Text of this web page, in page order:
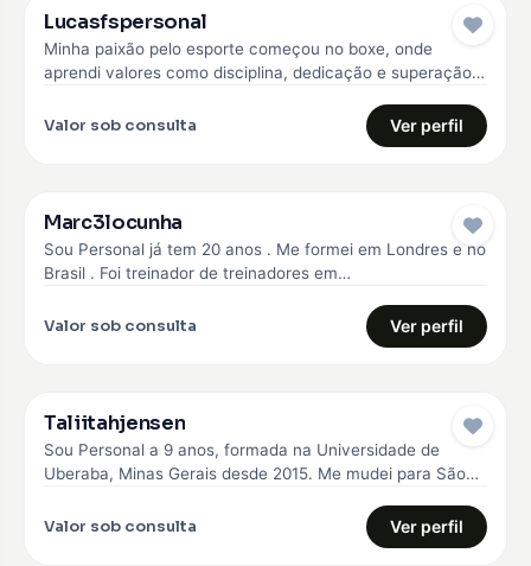
Lucasfspersonal
Minha paixão pelo esporte começou no boxe, onde
aprendi valores como disciplina, dedicação e superação.
Valor sob consulta Ver perfil
Marc3locunha
Sou Personal já tem 20 anos . Me formei em Londres e no
Brasil . Foi treinador de treinadores em…
Valor sob consulta Ver perfil
Taliitahjensen
Sou Personal a 9 anos, formada na Universidade de
Uberaba, Minas Gerais desde 2015. Me mudei para São
Valor sob consulta Ver perfil